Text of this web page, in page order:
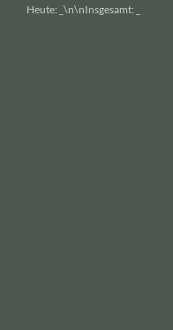
Heute: \n\nInsgesamt: